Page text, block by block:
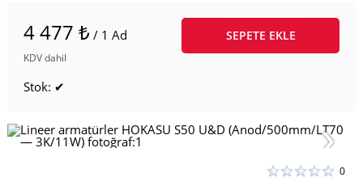
4 477 ₺ / 1 Ad
KDV dahil
SEPETE EKLE
Stok: ✔
0